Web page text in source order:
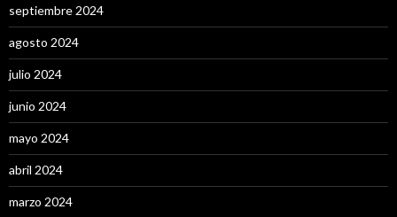
septiembre 2024
agosto 2024
julio 2024
junio 2024
mayo 2024
abril 2024
marzo 2024